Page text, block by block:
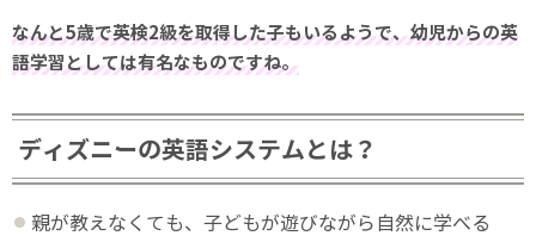
なんと5歳で英検2級を取得した子もいるようで、幼児からの英
語学習としては有名なものですね。
ディズニーの英語システムとは？
親が教えなくても、子どもが遊びながら自然に学べる